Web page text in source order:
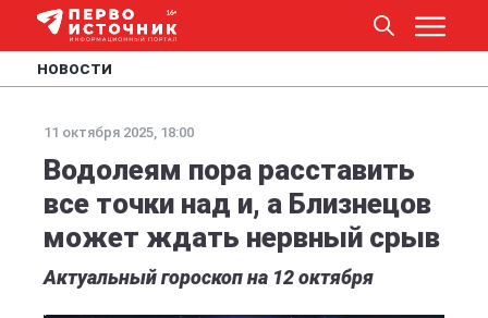
НОВОСТИ
11 октября 2025, 18:00
Водолеям пора расставить
все точки над и, а Близнецов
может ждать нервный срыв
Актуальный гороскоп на 12 октября